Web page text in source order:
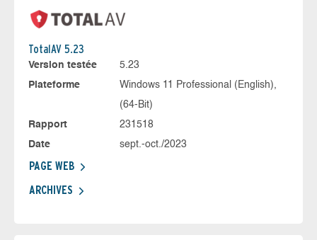
TotalAV 5.23
Version testée
5.23
Plateforme
Windows 11 Professional (English),
(64-Bit)
Rapport
231518
Date
sept.-oct./2023
PAGE WEB
ARCHIVES